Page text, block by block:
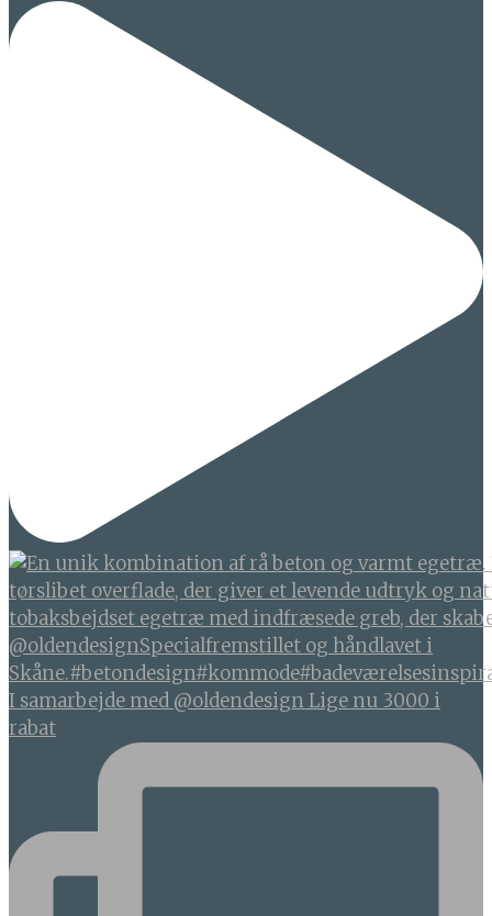
I samarbejde med @oldendesign Lige nu 3000 i
rabat